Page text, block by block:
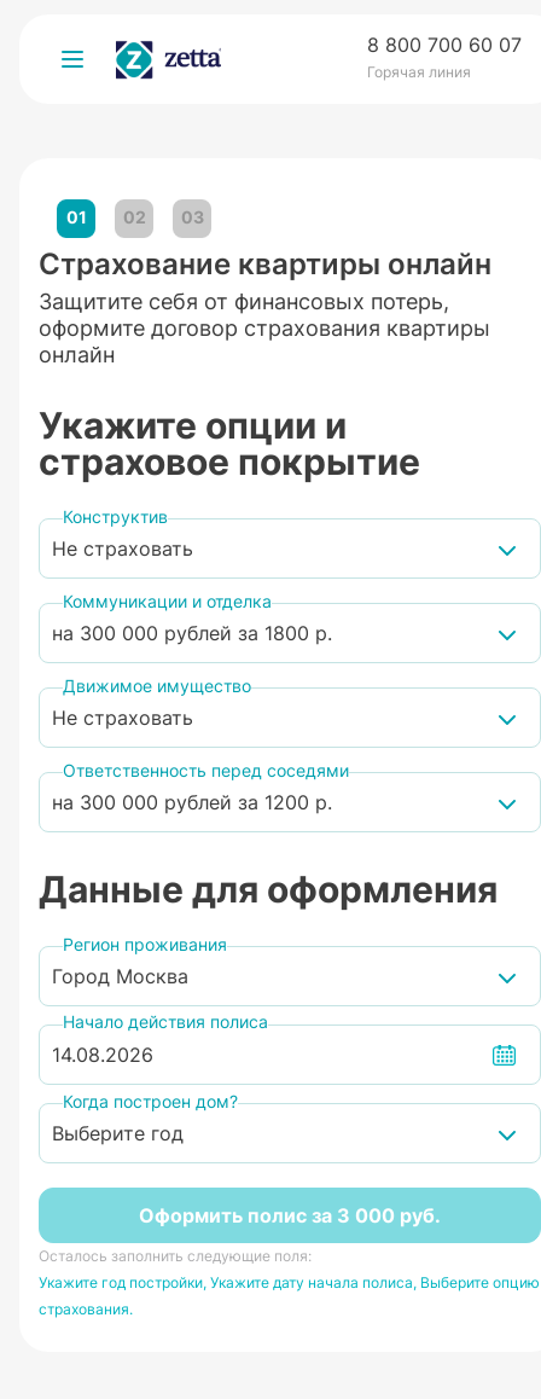
8 800 700 60 07
Горячая линия
Страхование квартиры онлайн
Защитите себя от финансовых потерь,
оформите договор страхования квартиры
онлайн
01 02 03
Укажите опции и
страховое покрытие
Конструктив
Не страховать
Коммуникации и отделка
на 300 000 рублей за 1800 р.
Движимое имущество
Не страховать
Ответственность перед соседями
на 300 000 рублей за 1200 р.
Данные для оформления
Регион проживания
Город Москва
Начало действия полиса
Когда построен дом?
Выберите год
Оформить полис за 3 000 руб.
Осталось заполнить следующие поля:
Укажите год постройки, Укажите дату начала полиса, Выберите опцию
страхования.